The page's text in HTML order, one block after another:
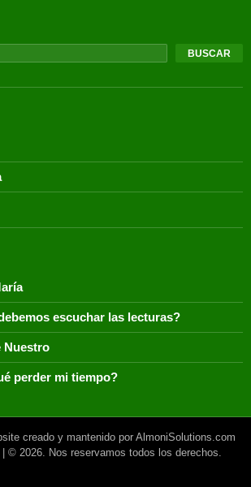
BUSCAR
escuchar las lecturas?
Nuestro
perder mi tiempo?
creado y mantenido por AlmoniSolutions.com
| © 2026. Nos reservamos todos los derechos.